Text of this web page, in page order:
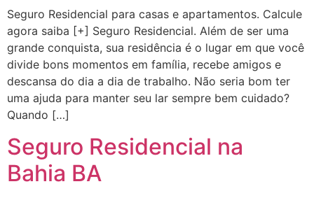
Seguro Residencial para casas e apartamentos. Calcule
agora saiba [+] Seguro Residencial. Além de ser uma
grande conquista, sua residência é o lugar em que você
divide bons momentos em família, recebe amigos e
descansa do dia a dia de trabalho. Não seria bom ter
uma ajuda para manter seu lar sempre bem cuidado?
Quando […]
Seguro Residencial na
Bahia BA